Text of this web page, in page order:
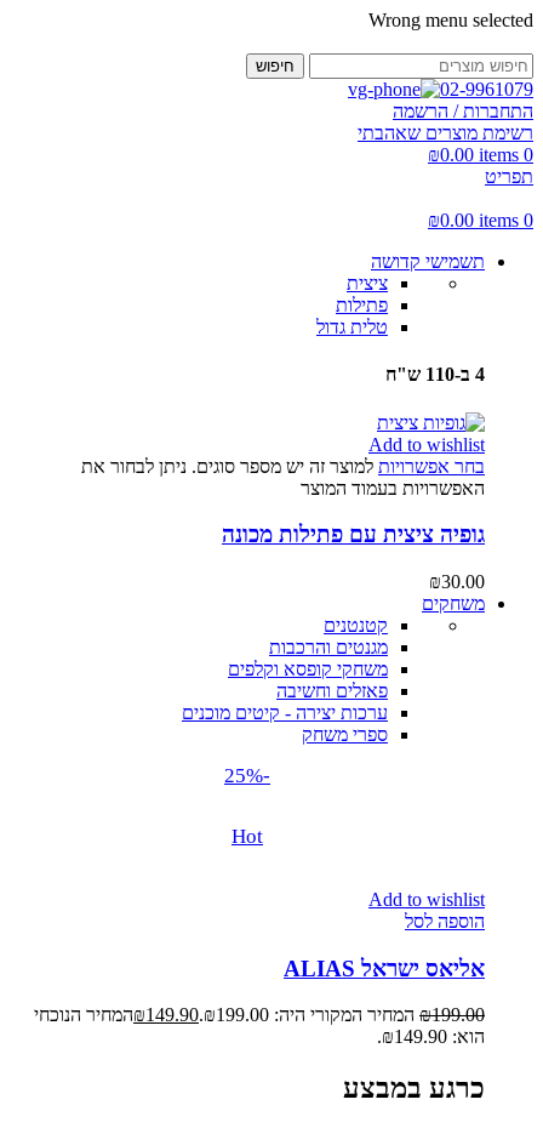
Wrong menu selected
חיפוש
02-9961079
התחברות / הרשמה
רשימת מוצרים שאהבתי
0
items
₪0.00
תפריט
0
items
₪0.00
תשמישי קדושה
ציצית
פתילות
טלית גדול
4 ב-110 ש"ח
Add to wishlist
בחר אפשרויות למוצר זה יש מספר סוגים. ניתן לבחור את
האפשרויות בעמוד המוצר
גופיה ציצית עם פתילות מכונה
₪30.00
משחקים
קטנטנים
מגנטים והרכבות
משחקי קופסא וקלפים
פאזלים וחשיבה
ערכות יצירה - קיטים מוכנים
ספרי משחק
-25%
Hot
Add to wishlist
הוספה לסל
אליאס ישראל ALIAS
₪199.00 המחיר המקורי היה: ₪199.00. ₪149.90
המחיר הנוכחי
הוא: ₪149.90.
כרגע במבצע